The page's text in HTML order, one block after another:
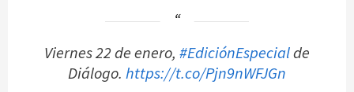
Viernes 22 de enero, #EdiciónEspecialde
Diálogo. https://t.co/Pjn9nWFJGn